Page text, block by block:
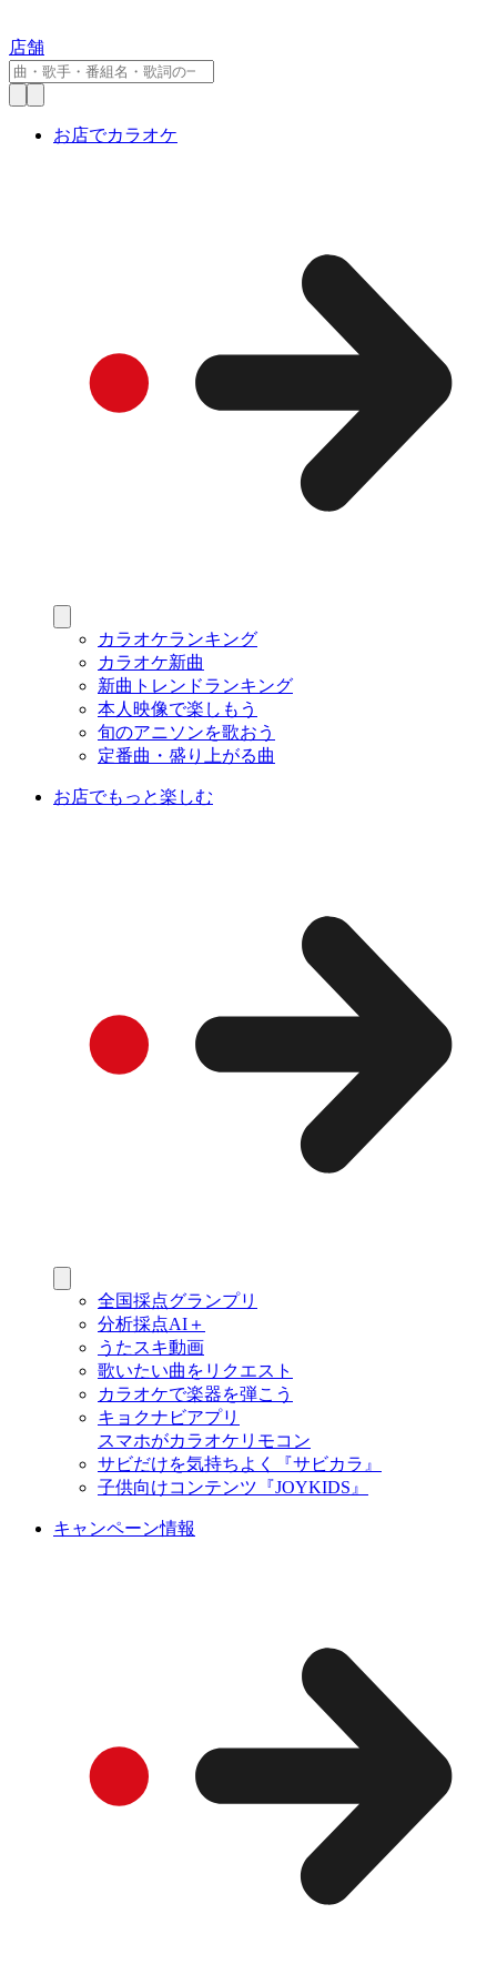
店舗
お店でカラオケ
カラオケランキング
カラオケ新曲
新曲トレンドランキング
本人映像で楽しもう
旬のアニソンを歌おう
定番曲・盛り上がる曲
お店でもっと楽しむ
全国採点グランプリ
分析採点AI＋
うたスキ動画
歌いたい曲をリクエスト
カラオケで楽器を弾こう
キョクナビアプリ
スマホがカラオケリモコン
サビだけを気持ちよく『サビカラ』
子供向けコンテンツ『JOYKIDS』
キャンペーン情報